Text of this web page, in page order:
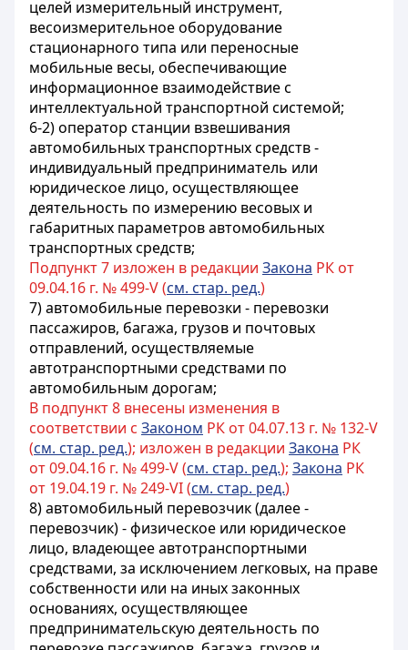
целей измерительный инструмент,
весоизмерительное оборудование
стационарного типа или переносные
мобильные весы, обеспечивающие
информационное взаимодействие с
интеллектуальной транспортной системой;
6-2) оператор станции взвешивания
автомобильных транспортных средств -
индивидуальный предприниматель или
юридическое лицо, осуществляющее
деятельность по измерению весовых и
габаритных параметров автомобильных
транспортных средств;
Подпункт 7 изложен в редакции Закона РК от
09.04.16 г. № 499-V (см. стар. ред.)
7) автомобильные перевозки - перевозки
пассажиров, багажа, грузов и почтовых
отправлений, осуществляемые
автотранспортными средствами по
автомобильным дорогам;
В подпункт 8 внесены изменения в
соответствии с Законом РК от 04.07.13 г. № 132-V
(см. стар. ред.); изложен в редакции Закона РК
от 09.04.16 г. № 499-V (см. стар. ред.); Закона РК
от 19.04.19 г. № 249-VI (см. стар. ред.)
8) автомобильный перевозчик (далее -
перевозчик) - физическое или юридическое
лицо, владеющее автотранспортными
средствами, за исключением легковых, на праве
собственности или на иных законных
основаниях, осуществляющее
предпринимательскую деятельность по